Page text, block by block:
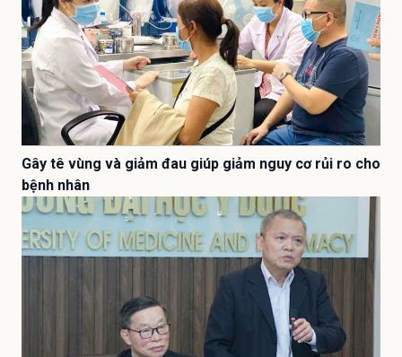
Gây tê vùng và giảm đau giúp giảm nguy cơ rủi ro cho
bệnh nhân